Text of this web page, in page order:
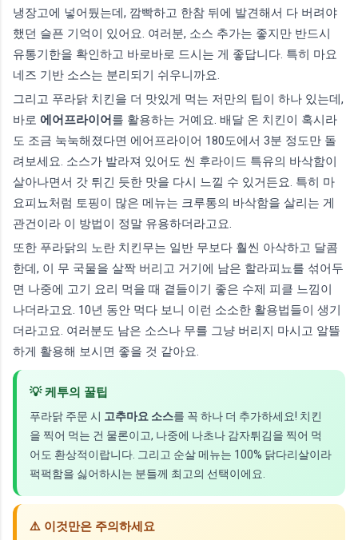
냉장고에 넣어뒀는데, 깜빡하고 한참 뒤에 발견해서 다 버려야
했던 슬픈 기억이 있어요. 여러분, 소스 추가는 좋지만 반드시
유통기한을 확인하고 바로바로 드시는 게 좋답니다. 특히 마요
네즈 기반 소스는 분리되기 쉬우니까요.
그리고 푸라닭 치킨을 더 맛있게 먹는 저만의 팁이 하나 있는데,
바로 에어프라이어를 활용하는 거예요. 배달 온 치킨이 혹시라
도 조금 눅눅해졌다면 에어프라이어 180도에서 3분 정도만 돌
려보세요. 소스가 발라져 있어도 씬 후라이드 특유의 바삭함이
살아나면서 갓 튀긴 듯한 맛을 다시 느낄 수 있거든요. 특히 마
요피뇨처럼 토핑이 많은 메뉴는 크루통의 바삭함을 살리는 게
관건이라 이 방법이 정말 유용하더라고요.
또한 푸라닭의 노란 치킨무는 일반 무보다 훨씬 아삭하고 달콤
한데, 이 무 국물을 살짝 버리고 거기에 남은 할라피뇨를 섞어두
면 나중에 고기 요리 먹을 때 곁들이기 좋은 수제 피클 느낌이
나더라고요. 10년 동안 먹다 보니 이런 소소한 활용법들이 생기
더라고요. 여러분도 남은 소스나 무를 그냥 버리지 마시고 알뜰
하게 활용해 보시면 좋을 것 같아요.
💡 케투의 꿀팁
푸라닭 주문 시 고추마요 소스를 꼭 하나 더 추가하세요! 치킨
을 찍어 먹는 건 물론이고, 나중에 나초나 감자튀김을 찍어 먹
어도 환상적이랍니다. 그리고 순살 메뉴는 100% 닭다리살이라
퍽퍽함을 싫어하시는 분들께 최고의 선택이에요.
⚠️ 이것만은 주의하세요